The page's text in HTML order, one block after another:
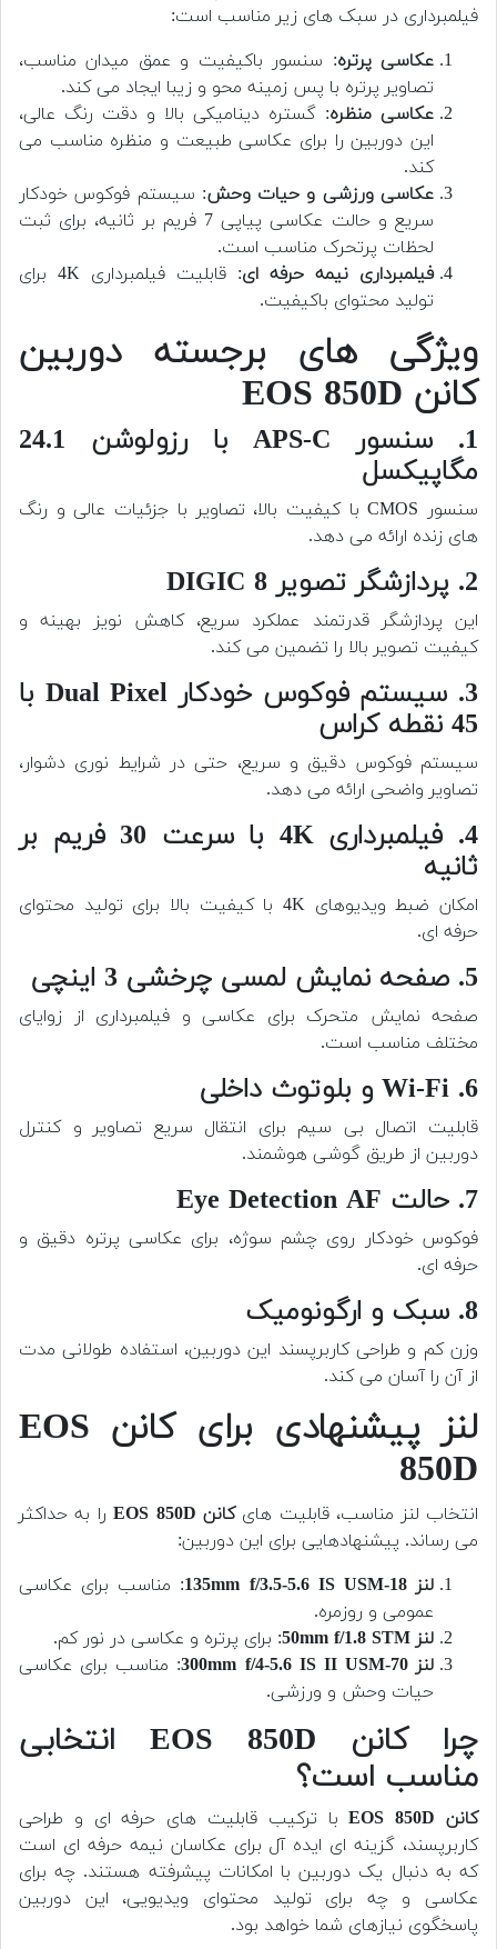
فیلمبرداری در سبک های زیر مناسب است:
عکاسی پرتره: سنسور باکیفیت و عمق میدان مناسب،
تصاویر پرتره با پس زمینه محو و زیبا ایجاد می کند.
عکاسی منظره: گستره دینامیکی بالا و دقت رنگ عالی،
این دوربین را برای عکاسی طبیعت و منظره مناسب می
کند.
عکاسی ورزشی و حیات وحش: سیستم فوکوس خودکار
سریع و حالت عکاسی پیاپی 7 فریم بر ثانیه، برای ثبت
لحظات پرتحرک مناسب است.
فیلمبرداری نیمه حرفه ای
: قابلیت فیلمبرداری 4K برای
تولید محتوای باکیفیت.
ویژگی های برجسته دوربین
کانن EOS 850D
1. سنسور APS-C با رزولوشن 24.1
مگاپیکسل
سنسور CMOS با کیفیت بالا، تصاویر با جزئیات عالی و رنگ
های زنده ارائه می دهد.
2. پردازشگر تصویر DIGIC 8
این پردازشگر قدرتمند عملکرد سریع، کاهش نویز بهینه و
کیفیت تصویر بالا را تضمین می کند.
3. سیستم فوکوس خودکار Dual Pixel با
45 نقطه کراس
سیستم فوکوس دقیق و سریع، حتی در شرایط نوری دشوار،
تصاویر واضحی ارائه می دهد.
4. فیلمبرداری 4K با سرعت 30 فریم بر
ثانیه
امکان ضبط ویدیوهای 4K با کیفیت بالا برای تولید محتوای
حرفه ای.
5. صفحه نمایش لمسی چرخشی 3 اینچی
صفحه نمایش متحرک برای عکاسی و فیلمبرداری از زوایای
مختلف مناسب است.
6. Wi-Fi و بلوتوث داخلی
قابلیت اتصال بی سیم برای انتقال سریع تصاویر و کنترل
دوربین از طریق گوشی هوشمند.
7. حالت Eye Detection AF
فوکوس خودکار روی چشم سوژه، برای عکاسی پرتره دقیق و
حرفه ای.
8. سبک و ارگونومیک
وزن کم و طراحی کاربرپسند این دوربین، استفاده طولانی مدت
از آن را آسان می کند.
لنز پیشنهادی برای کانن EOS
850D
انتخاب لنز مناسب، قابلیت هایکانن EOS 850D
را به حداکثر
می رساند. پیشنهادهایی برای این دوربین:
لنز 18-135mm f/3.5-5.6 IS USM
: مناسب برای عکاسی
عمومی و روزمره.
لنز 50mm f/1.8 STM
: برای پرتره و عکاسی در نور کم.
لنز 70-300mm f/4-5.6 IS II USM
: مناسب برای عکاسی
حیات وحش و ورزشی.
چرا کانن EOS 850D انتخابی
مناسب است؟
کانن EOS 850D
با ترکیب قابلیت های حرفه ای و طراحی
کاربرپسند، گزینه ای ایده آل برای عکاسان نیمه حرفه ای است
که به دنبال یک دوربین با امکانات پیشرفته هستند. چه برای
عکاسی و چه برای تولید محتوای ویدیویی، این دوربین
پاسخگوی نیازهای شما خواهد بود.